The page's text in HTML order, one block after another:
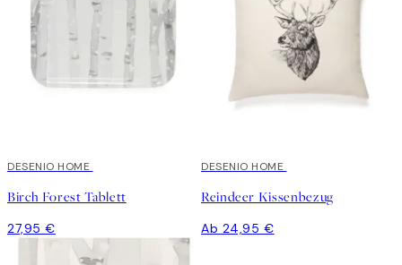
DESENIO HOME
Birch Forest Tablett
27,95 €
DESENIO HOME
Reindeer Kissenbezug
Ab 24,95 €